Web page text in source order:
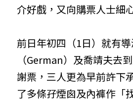
介好戲，又向購票人士細
前日年初四（1日）就有
（German）及喬靖夫去
謝票，三人更為早前許下
了多條孖煙囪及內褲作「